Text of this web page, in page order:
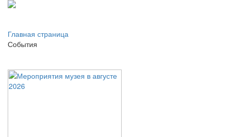
Главная страница
События